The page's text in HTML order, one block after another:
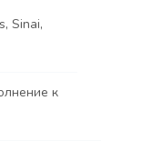
Sinai,
к